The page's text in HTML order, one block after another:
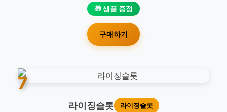
🎁 샘플 증정
구매하기
7
라이징슬롯 라이징슬롯